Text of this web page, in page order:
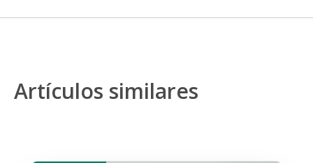
Artículos similares